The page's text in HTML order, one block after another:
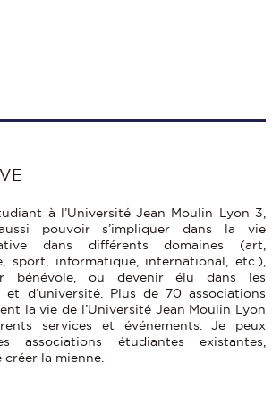
à l’Université Jean Moulin Lyon 3,
pouvoir s’impliquer dans la vie
dans différents domaines (art,
sport, informatique, international, etc.),
bénévole, ou devenir élu dans les
d’université. Plus de 70 associations
la vie de l’Université Jean Moulin Lyon
services et événements. Je peux
associations étudiantes existantes,
la mienne.